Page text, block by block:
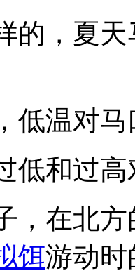
的，夏
低温对
低和过
，在北
饵游动